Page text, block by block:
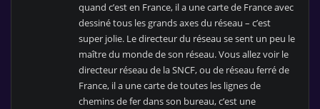
quand c’est en France, il a une carte de France avec
dessiné tous les grands axes du réseau – c’est
super jolie. Le directeur du réseau se sent un peu le
maître du monde de son réseau. Vous allez voir le
directeur réseau de la SNCF, ou de réseau ferré de
France, il a une carte de toutes les lignes de
chemins de fer dans son bureau, c’est une